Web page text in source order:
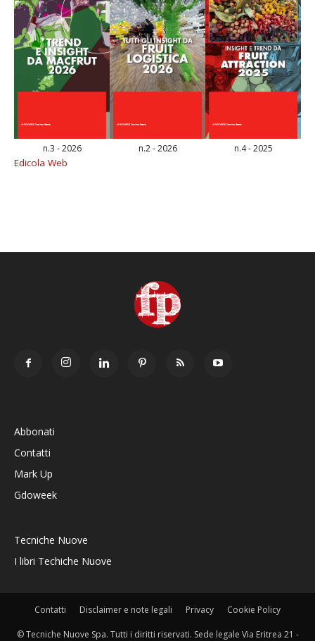
n.3 - 2026 n.2 - 2026 n.4 - 2025
Edicola Web
Abbonati
Contatti
Mark Up
Gdoweek
Tecniche Nuove
I libri Techiche Nuove
Contatti Disclaimer e note legali Privacy Cookie Policy
© Tecniche Nuove Spa. Tutti i diritti riservati. Sede legale Via Eritrea 21 -